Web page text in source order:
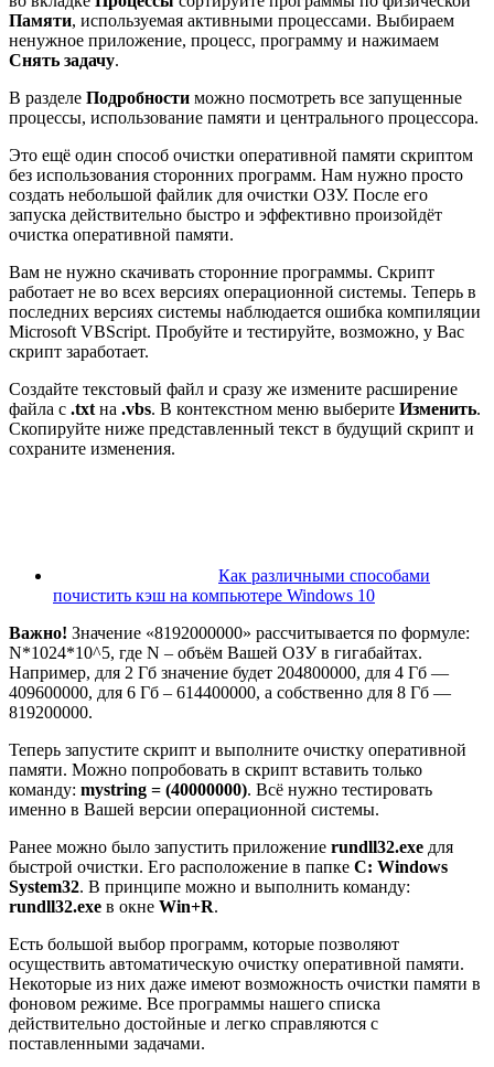
Памяти, используемая активными процессами. Выбираем
ненужное приложение, процесс, программу и нажимаем
Снять задачу.
В разделе Подробности можно посмотреть все запущенные
процессы, использование памяти и центрального процессора.
Это ещё один способ очистки оперативной памяти скриптом
без использования сторонних программ. Нам нужно просто
создать небольшой файлик для очистки ОЗУ. После его
запуска действительно быстро и эффективно произойдёт
очистка оперативной памяти.
Вам не нужно скачивать сторонние программы. Скрипт
работает не во всех версиях операционной системы. Теперь в
последних версиях системы наблюдается ошибка компиляции
Microsoft VBScript. Пробуйте и тестируйте, возможно, у Вас
скрипт заработает.
Создайте текстовый файл и сразу же измените расширение
файла с .txt на .vbs. В контекстном меню выберите Изменить.
Скопируйте ниже представленный текст в будущий скрипт и
сохраните изменения.
Как различными способами
почистить кэш на компьютере Windows 10
Важно! Значение «8192000000» рассчитывается по формуле:
N*1024*10^5, где N – объём Вашей ОЗУ в гигабайтах.
Например, для 2 Гб значение будет 204800000, для 4 Гб —
409600000, для 6 Гб – 614400000, а собственно для 8 Гб —
819200000.
Теперь запустите скрипт и выполните очистку оперативной
памяти. Можно попробовать в скрипт вставить только
команду: mystring = (40000000). Всё нужно тестировать
именно в Вашей версии операционной системы.
Ранее можно было запустить приложение rundll32.exe для
быстрой очистки. Его расположение в папке C: Windows
System32. В принципе можно и выполнить команду:
rundll32.exe в окне Win+R.
Есть большой выбор программ, которые позволяют
осуществить автоматическую очистку оперативной памяти.
Некоторые из них даже имеют возможность очистки памяти в
фоновом режиме. Все программы нашего списка
действительно достойные и легко справляются с
поставленными задачами.